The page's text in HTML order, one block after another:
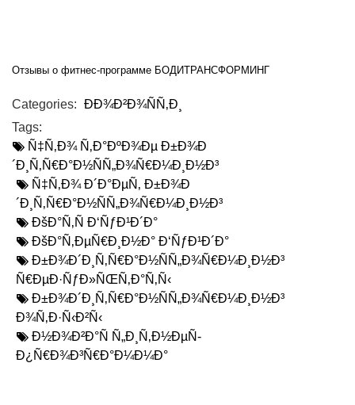
Отзывы о фитнес-программе БОДИТРАНСФОРМИНГ
Categories: ÐÐ¾Ð²Ð¾ÑÑ‚Ð¸
Tags:
Ñ‡Ñ‚Ð¾ Ñ‚Ð°ÐºÐ¾Ðµ Ð±Ð¾Ð
´Ð¸Ñ‚Ñ€Ð°Ð½ÑÑ„Ð¾Ñ€Ð¼Ð¸Ð½Ð³
Ñ‡Ñ‚Ð¾ Ð´Ð°ÐµÑ‚ Ð±Ð¾Ð
´Ð¸Ñ‚Ñ€Ð°Ð½ÑÑ„Ð¾Ñ€Ð¼Ð¸Ð½Ð³
ÐšÐ°Ñ‚Ñ Ð‘ÑƒÐ¹Ð´Ð°
ÐšÐ°Ñ‚ÐµÑ€Ð¸Ð½Ð° Ð‘ÑƒÐ¹Ð´Ð°
Ð±Ð¾Ð´Ð¸Ñ‚Ñ€Ð°Ð½ÑÑ„Ð¾Ñ€Ð¼Ð¸Ð½Ð³
Ñ€ÐµÐ·ÑƒÐ»ÑŒÑ‚Ð°Ñ‚Ñ‹
Ð±Ð¾Ð´Ð¸Ñ‚Ñ€Ð°Ð½ÑÑ„Ð¾Ñ€Ð¼Ð¸Ð½Ð³
Ð¾Ñ‚Ð·Ñ‹Ð²Ñ‹
Ð½Ð¾Ð²Ð°Ñ Ñ„Ð¸Ñ‚Ð½ÐµÑ-
Ð¿Ñ€Ð¾Ð³Ñ€Ð°Ð¼Ð¼Ð°